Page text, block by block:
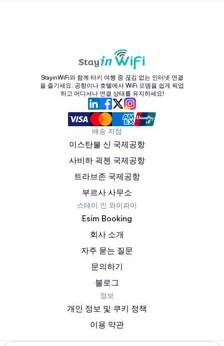
StayinWiFi와 함께 터키 여행 중 끊김 없는 인터넷 연결
을 즐기세요. 공항이나 호텔에서 WiFi 모뎀을 쉽게 픽업
하고 어디서나 연결 상태를 유지하세요!
배송 지점
이스탄불 신 국제공항
사비하 괵첸 국제공항
트라브존 국제공항
부르사 사무소
스테이 인 와이파이
Esim Booking
회사 소개
자주 묻는 질문
문의하기
블로그
정보
개인 정보 및 쿠키 정책
이용 약관